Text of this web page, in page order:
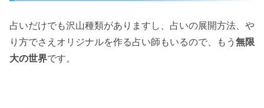
占いだけでも沢山種類がありますし、占いの展開方法、や
り方でさえオリジナルを作る占い師もいるので、もう 無限
大の世界です。